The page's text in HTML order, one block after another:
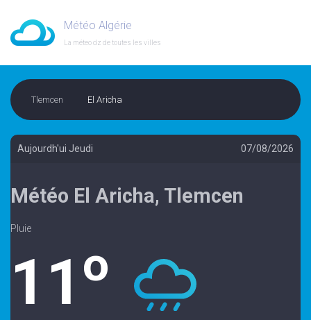
Météo Algérie
La méteo dz de toutes les villes
Tlemcen El Aricha
Aujourdh'ui Jeudi 07/08/2026
Météo El Aricha, Tlemcen
Pluie
11 o